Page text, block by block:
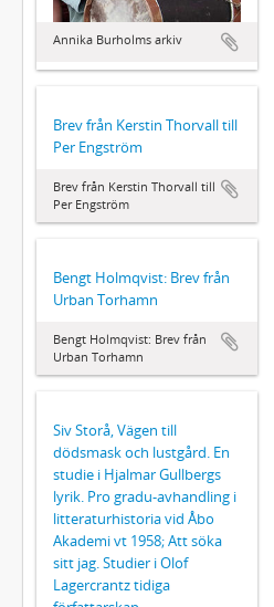
Annika Burholms arkiv
Brev från Kerstin Thorvall till
Per Engström
Brev från Kerstin Thorvall till
Per Engström
Bengt Holmqvist: Brev från
Urban Torhamn
Bengt Holmqvist: Brev från
Urban Torhamn
Siv Storå, Vägen till
dödsmask och lustgård. En
studie i Hjalmar Gullbergs
lyrik. Pro gradu-avhandling i
litteraturhistoria vid Åbo
Akademi vt 1958; Att söka
sitt jag. Studier i Olof
Lagercrantz tidiga